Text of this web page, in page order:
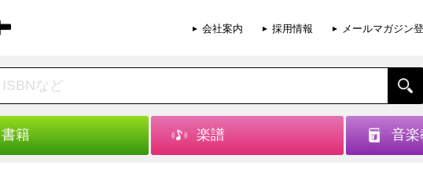
会社案内 採用情報 メールマガジン
書籍 楽譜 音楽